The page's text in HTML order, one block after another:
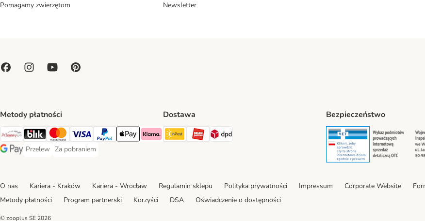
Pomagamy zwierzętom
Newsletter
Metody płatności
Przelewy24 Payment Method
Blik Payment Method
MasterCard Payment Method
Visa Payment Method
PayPal Payment Method
Apple Pay Payment Method
Klarna Payment Method
Google Pay Payment Method
Przelew
Przelew Payment Method
Za pobraniem
Za pobraniem Payment Method
Dostawa
Paczkomat® Shipping Method
ORLEN Paczka Shipping Method
Bezpieczeństwo
Security
O nas Kariera - Kraków Kariera - Wrocław Regulamin sklepu Polityka prywatności Impressum Corporate Website
Metody płatności
Program partnerski Korzyści DSA Oświadczenie o dostępności
© zooplus SE 2026